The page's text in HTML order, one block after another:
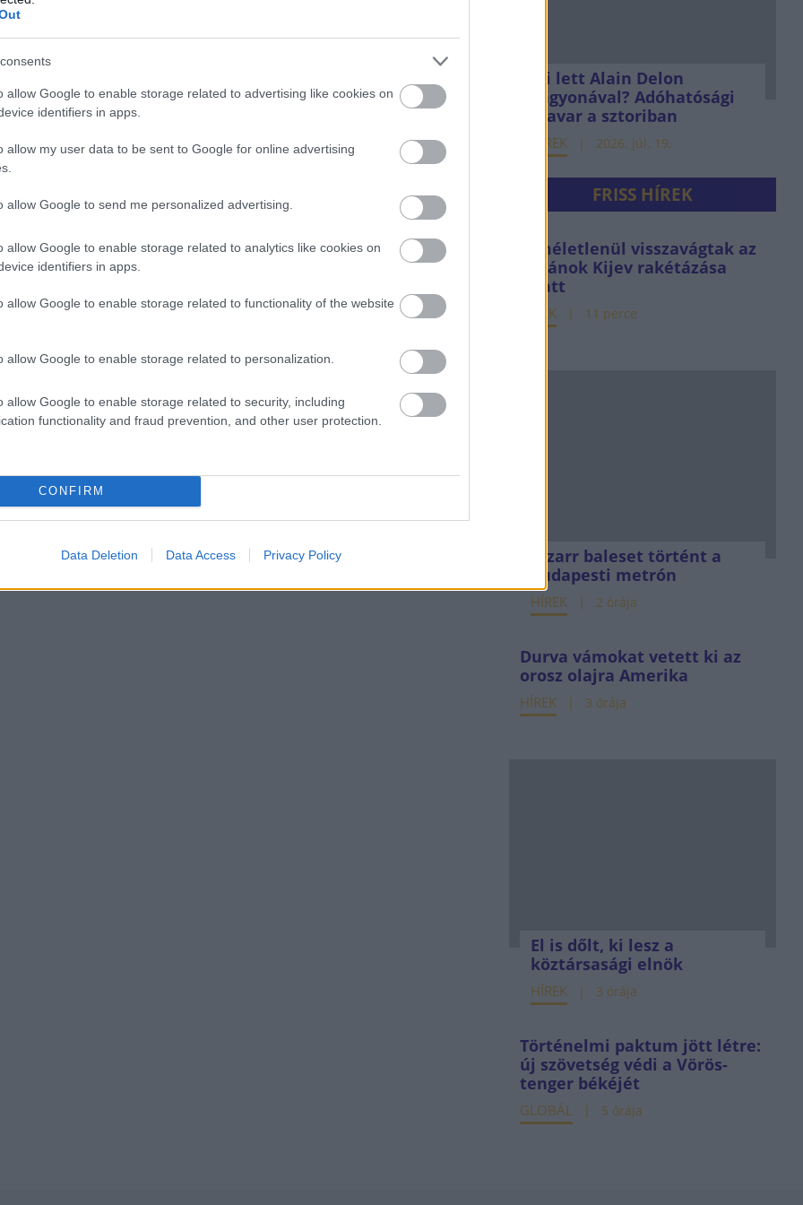
allow Google to enable storage related to advertising like cookies on
identifiers in apps.
allow my user data to be sent to Google for online advertising
allow Google to send me personalized advertising.
allow Google to enable storage related to analytics like cookies on
identifiers in apps.
allow Google to enable storage related to functionality of the website
allow Google to enable storage related to personalization.
allow Google to enable storage related to security, including
functionality and fraud prevention, and other user protection.
CONFIRM
Data Deletion Data Access Privacy Policy
28.
Mi lett Alain Delon
vagyonával? Adóhatósági
csavar a sztoriban
HÍREK 2026. júl. 19.
FRISS HÍREK
Kíméletlenül visszavágtak az
ukránok Kijev rakétázása
miatt
HÍREK 11 perce
Bizarr baleset történt a
budapesti metrón
HÍREK 2 órája
Durva vámokat vetett ki az
orosz olajra Amerika
HÍREK 3 órája
El is dőlt, ki lesz a
köztársasági elnök
HÍREK 3 órája
Történelmi paktum jött létre:
új szövetség védi a Vörös-
tenger békéjét
GLOBÁL 5 órája